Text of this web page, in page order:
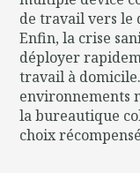
de travail vers le
Enfin, la crise
déployer
travail à
environnements
la bureautique
choix